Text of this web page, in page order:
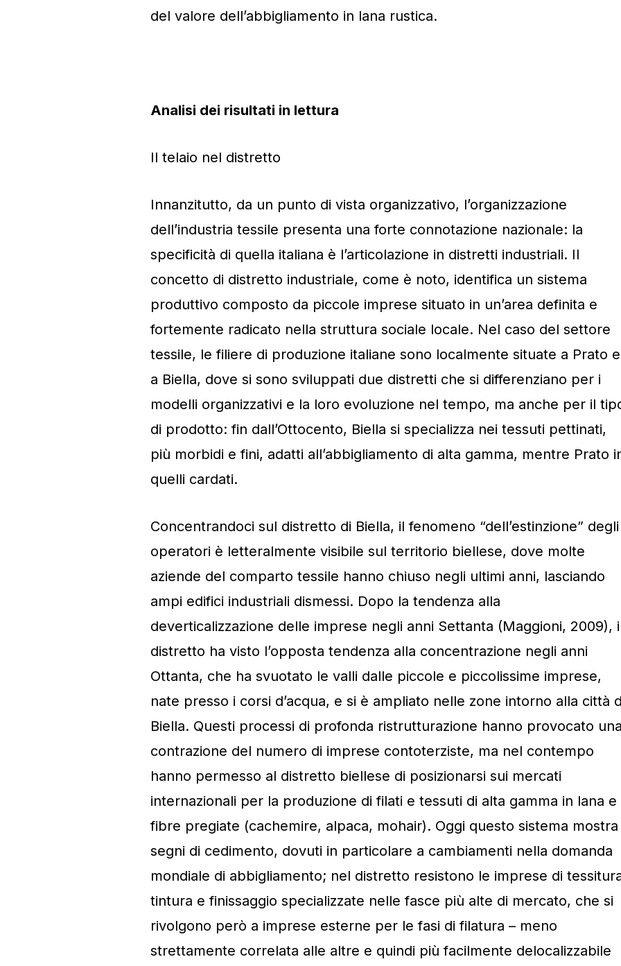
del valore dell’abbigliamento in lana rustica.
Analisi dei risultati in lettura
Il telaio nel distretto
Innanzitutto, da un punto di vista organizzativo, l’organizzazione
dell’industria tessile presenta una forte connotazione nazionale: la
specificità di quella italiana è l’articolazione in distretti industriali. Il
concetto di distretto industriale, come è noto, identifica un sistema
produttivo composto da piccole imprese situato in un’area definita e
fortemente radicato nella struttura sociale locale. Nel caso del settore
tessile, le filiere di produzione italiane sono localmente situate a Prato e
a Biella, dove si sono sviluppati due distretti che si differenziano per i
modelli organizzativi e la loro evoluzione nel tempo, ma anche per il
di prodotto: fin dall’Ottocento, Biella si specializza nei tessuti pettinati,
più morbidi e fini, adatti all’abbigliamento di alta gamma, mentre Prato
quelli cardati.
Concentrandoci sul distretto di Biella, il fenomeno “dell’estinzione” degli
operatori è letteralmente visibile sul territorio biellese, dove molte
aziende del comparto tessile hanno chiuso negli ultimi anni, lasciando
ampi edifici industriali dismessi. Dopo la tendenza alla
deverticalizzazione delle imprese negli anni Settanta (Maggioni, 2009),
distretto ha visto l’opposta tendenza alla concentrazione negli anni
Ottanta, che ha svuotato le valli dalle piccole e piccolissime imprese,
nate presso i corsi d’acqua, e si è ampliato nelle zone intorno alla città
Biella. Questi processi di profonda ristrutturazione hanno provocato
contrazione del numero di imprese contoterziste, ma nel contempo
hanno permesso al distretto biellese di posizionarsi sui mercati
internazionali per la produzione di filati e tessuti di alta gamma in lana e
fibre pregiate (cachemire, alpaca, mohair). Oggi questo sistema mostra
segni di cedimento, dovuti in particolare a cambiamenti nella domanda
mondiale di abbigliamento; nel distretto resistono le imprese di
tintura e finissaggio specializzate nelle fasce più alte di mercato, che si
rivolgono però a imprese esterne per le fasi di filatura – meno
strettamente correlata alle altre e quindi più facilmente delocalizzabile